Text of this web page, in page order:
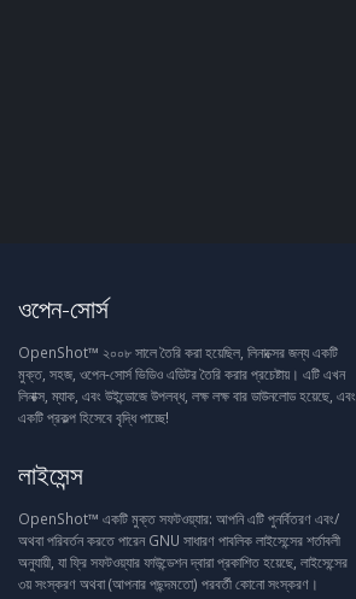
ওপেন-সোর্স
OpenShot™ ২০০৮ সালে তৈরি করা হয়েছিল, লিনাক্সের জন্য একটি
মুক্ত, সহজ, ওপেন-সোর্স ভিডিও এডিটর তৈরি করার প্রচেষ্টায়। এটি এখন
লিনাক্স, ম্যাক, এবং উইন্ডোজে উপলব্ধ, লক্ষ লক্ষ বার ডাউনলোড হয়েছে, এবং
একটি প্রকল্প হিসেবে বৃদ্ধি পাচ্ছে!
লাইসেন্স
OpenShot™ একটি মুক্ত সফটওয়্যার: আপনি এটি পুনর্বিতরণ এবং/
অথবা পরিবর্তন করতে পারেন GNU সাধারণ পাবলিক লাইসেন্সের শর্তাবলী
অনুযায়ী, যা ফ্রি সফটওয়্যার ফাউন্ডেশন দ্বারা প্রকাশিত হয়েছে, লাইসেন্সের
৩য় সংস্করণ অথবা (আপনার পছন্দমতো) পরবর্তী কোনো সংস্করণ।